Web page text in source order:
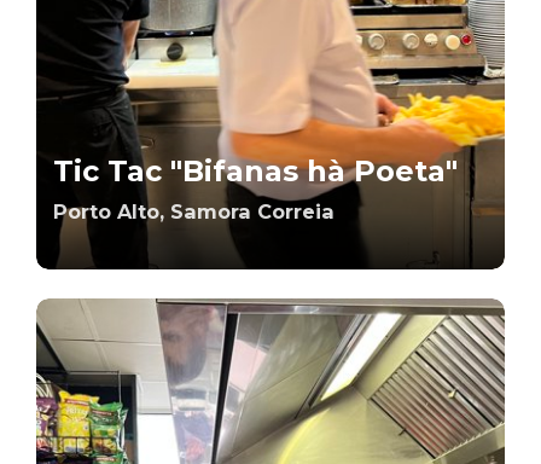
Tic Tac "Bifanas hà Poeta"
Porto Alto, Samora Correia